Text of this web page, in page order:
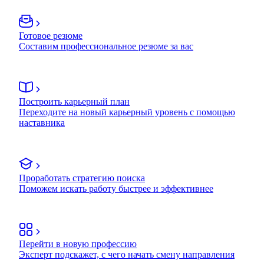
Готовое резюме
Составим профессиональное резюме за вас
Построить карьерный план
Переходите на новый карьерный уровень с помощью
наставника
Проработать стратегию поиска
Поможем искать работу быстрее и эффективнее
Перейти в новую профессию
Эксперт подскажет, с чего начать смену направления